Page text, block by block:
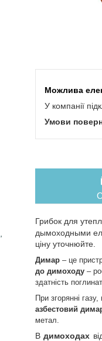
У компанії
Грибок для
дымоходными
ціну уточнюйте.
Димар – це
до димоходу –
здатність
При згорянні
азбестовий
метал.
Вдимоходах